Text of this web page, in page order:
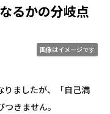
るかの分岐点
画像はイメージです
りましたが、「自己満
きません。